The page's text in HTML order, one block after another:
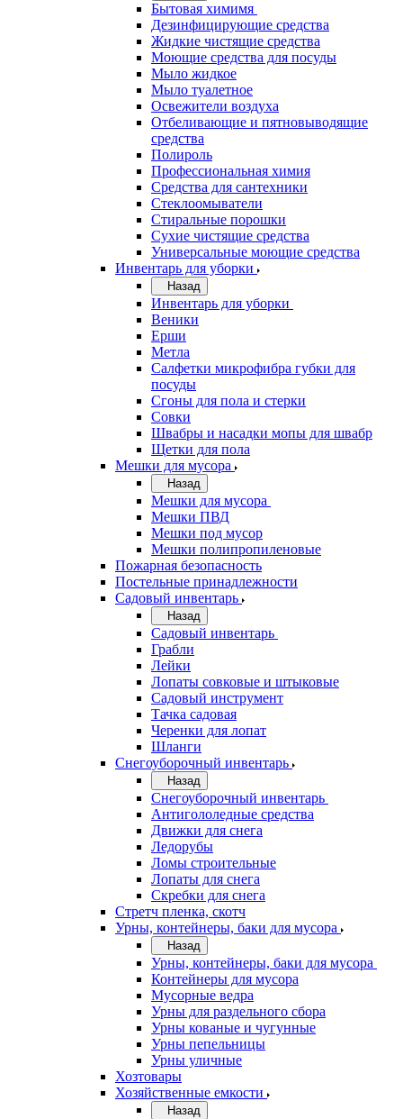
Бытовая химимя
Дезинфицирующие средства
Жидкие чистящие средства
Моющие средства для посуды
Мыло жидкое
Мыло туалетное
Освежители воздуха
Отбеливающие и пятновыводящие
средства
Полироль
Профессиональная химия
Средства для сантехники
Стеклоомыватели
Стиральные порошки
Сухие чистящие средства
Универсальные моющие средства
Инвентарь для уборки
Назад
Инвентарь для уборки
Веники
Ерши
Метла
Салфетки микрофибра губки для
посуды
Сгоны для пола и стерки
Совки
Швабры и насадки мопы для швабр
Щетки для пола
Мешки для мусора
Назад
Мешки для мусора
Мешки ПВД
Мешки под мусор
Мешки полипропиленовые
Пожарная безопасность
Постельные принадлежности
Садовый инвентарь
Назад
Садовый инвентарь
Грабли
Лейки
Лопаты совковые и штыковые
Садовый инструмент
Тачка садовая
Черенки для лопат
Шланги
Снегоуборочный инвентарь
Назад
Снегоуборочный инвентарь
Антигололедные средства
Движки для снега
Ледорубы
Ломы строительные
Лопаты для снега
Скребки для снега
Стретч пленка, скотч
Урны, контейнеры, баки для мусора
Назад
Урны, контейнеры, баки для мусора
Контейнеры для мусора
Мусорные ведра
Урны для раздельного сбора
Урны кованые и чугунные
Урны пепельницы
Урны уличные
Хозтовары
Хозяйственные емкости
Назад